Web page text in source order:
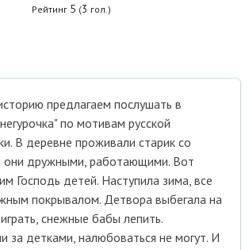
Рейтинг 5 (3 гол.)
предлагаем послушать в
по мотивам русской
В деревне проживали старик со
они дружными, работающими. Вот
Господь детей. Наступила зима, все
покрывалом. Детвора выбегала на
снежные бабы лепить.
за детками, налюбоваться не могут. И